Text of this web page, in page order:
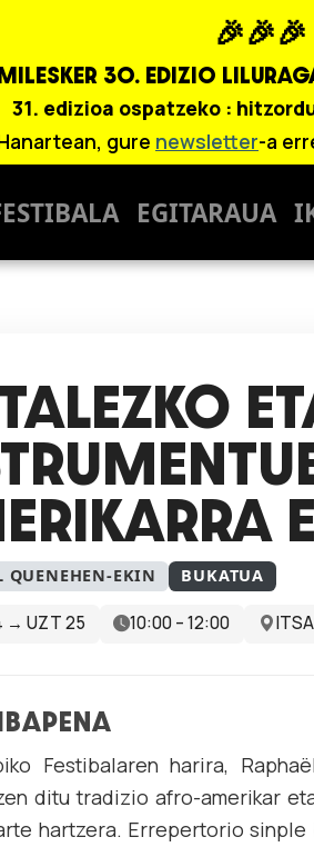
🎉🎉🎉
MILESKER 30. EDIZIO
31. edizioa ospatzeko :
gure newsletter-a
EGITARAUA
QUENEHEN-EKIN BUKATUA
→ UZT 25 10:00 – 12:00
Festibalaren harira,
ditu tradizio afro-amerikar
hartzera. Errepertorio